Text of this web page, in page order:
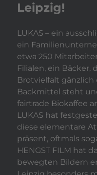
Leipzig!
LUKAS – ein
ein
etwa 250
Filialen, ein Bäcker,
Brotvielfalt
Backmittel steht
fairtrade Biokaffee
LUKAS hat
diese elementare
präsent, oftmals
HENGST FILM hat
bewegten Bildern